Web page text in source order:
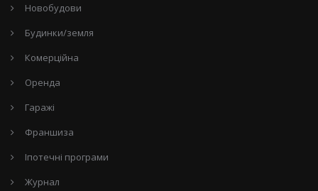
Новобудови
Будинки/земля
Комерційна
Оренда
Гаражі
Франшиза
Іпотечні програми
Журнал